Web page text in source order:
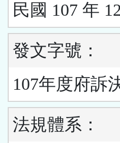
民國 107 年
發文字號：
107年度府訴
法規體系：